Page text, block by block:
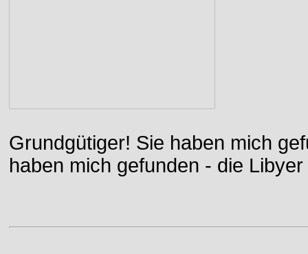
Grundgütiger! Sie haben mich
haben mich gefunden - die